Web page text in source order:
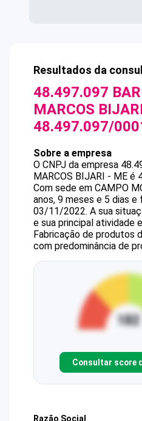
Resultados da
48.497.097
MARCOS
48.497.097/
Sobre a empresa
O CNPJ da empresa
MARCOS BIJARI - ME é
Com sede em CAMPO
anos, 9 meses e 5 dias e
03/11/2022. A sua
e sua principal atividade
Fabricação de produtos
com predominância de
Consultar score
Razão Social